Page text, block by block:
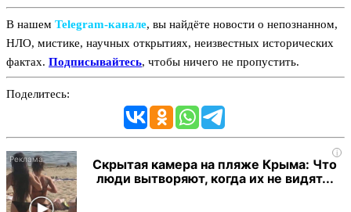
В нашем Telegram‑канале, вы найдёте новости о непознанном,
НЛО, мистике, научных открытиях, неизвестных исторических
фактах. Подписывайтесь, чтобы ничего не пропустить.
Поделитесь:
i
Скрытая камера на пляже Крыма: Что
люди вытворяют, когда их не видят...